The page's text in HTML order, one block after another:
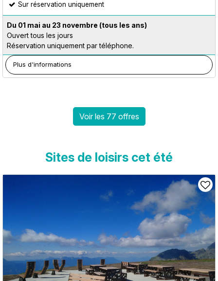
Sur réservation uniquement
Du 01 mai au 23 novembre (tous les ans)
Ouvert tous les jours
Réservation uniquement par téléphone.
Plus d'informations
Voir les 77 offres
Sites de loisirs cet été